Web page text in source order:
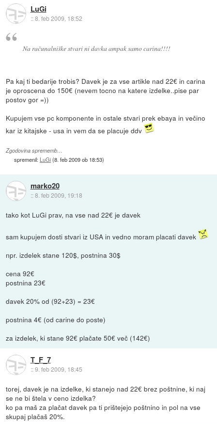
LuGi
::8. feb 2009, 18:52
Na računalniške stvari ni davka ampak samo carina!!!!
Pa kaj ti bedarije trobis? Davek je za vse artikle nad 22€ in carina
je oproscena do 150€ (nevem tocno na katere izdelke..pise par
postov gor =))
Kupujem vse pc komponente in ostale stvari prek ebaya in večino
kar iz kitajske - usa in vem da se placuje ddv
Zgodovina sprememb…
spremenil: LuGi(8. feb 2009 ob 18:53)
marko20
::8. feb 2009, 19:18
tako kot LuGi prav, na vse nad 22€ je davek
sam kupujem dosti stvari iz USA in vedno moram placati davek
npr. izdelek stane 120$, postnina 30$
cena 92€
postnina 23€
davek 20% od (92+23) = 23€
postnina 4€ (od carine do poste)
za izdelek, ki stane 92€ plačate 50€ več (142€)
T_F_7
::9. feb 2009, 18:45
torej, davek je na izdelke, ki stanejo nad 22€ brez poštnine, ki naj
se ne bi štela v ceno izdelka?
ko pa maš za plačat davek pa ti prištejejo poštnino in pol na vse
skupaj plačaš 20%.